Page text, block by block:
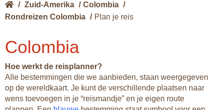
/ Zuid-Amerika / Colombia /
Rondreizen Colombia / Plan je reis
Colombia
Hoe werkt de reisplanner?
Alle bestemmingen die we aanbieden, staan weergegeven
op de wereldkaart. Je kunt de verschillende plaatsen naar
wens toevoegen in je “reismandje” en je eigen route